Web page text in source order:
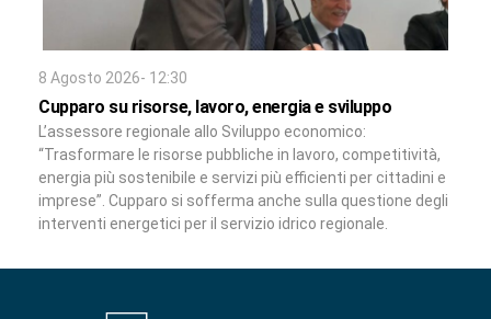
8 Agosto 2026- 12:30
Cupparo su risorse, lavoro, energia e sviluppo
L’assessore regionale allo Sviluppo economico:
“Trasformare le risorse pubbliche in lavoro, competitività,
energia più sostenibile e servizi più efficienti per cittadini e
imprese”. Cupparo si sofferma anche sulla questione degli
interventi energetici per il servizio idrico regionale.